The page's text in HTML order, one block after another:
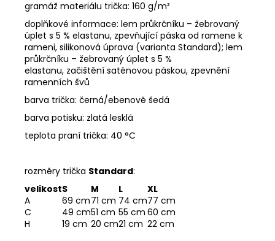
gramáž materiálu trička: 160 g/m²
doplňkové informace: lem průkrčníku – žebrovaný
úplet s 5 % elastanu, zpevňující páska od ramene k
rameni, silikonová úprava (varianta Standard); lem
průkrčníku – žebrovaný úplet s 5 %
elastanu, začištění saténovou páskou, zpevnění
ramenních švů
barva trička: černá/ebenově šedá
barva potisku: zlatá lesklá
teplota praní trička: 40 °C
rozměry trička Standard:
velikostS M L
XL
A
69 cm71 cm 74 cm77 cm
C
49 cm51 cm 55 cm 60 cm
H
19 cm 20 cm21 cm 22 cm